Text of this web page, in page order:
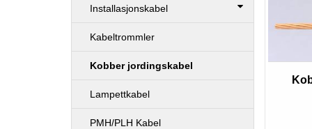
Installasjonskabel
Kabeltrommler
Kobber jordingskabel
Lampettkabel
PMH/PLH Kabel